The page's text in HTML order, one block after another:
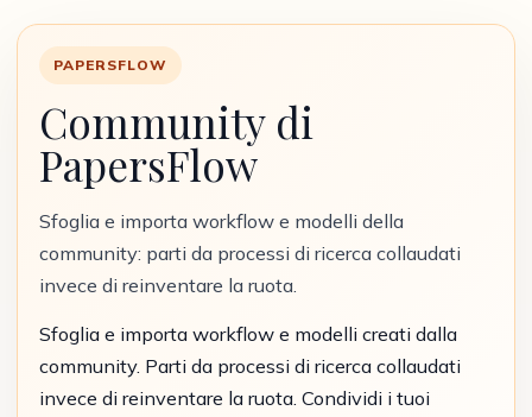
PAPERSFLOW
Community di
PapersFlow
Sfoglia e importa workflow e modelli della
community: parti da processi di ricerca collaudati
invece di reinventare la ruota.
Sfoglia e importa workflow e modelli creati dalla
community. Parti da processi di ricerca collaudati
invece di reinventare la ruota. Condividi i tuoi